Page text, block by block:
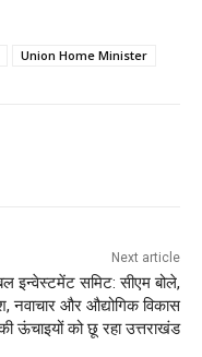
Union Home Minister
Next article
इन्वेस्टमेंट समिट: सीएम बोले,
नवाचार और औद्योगिक विकास
ऊंचाइयों को छू रहा उत्तराखंड